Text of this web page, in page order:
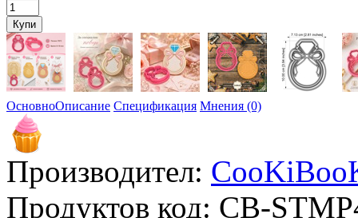
ОсновноОписание Спецификация Мнения (0)
Производител:
Продуктов код: CB-